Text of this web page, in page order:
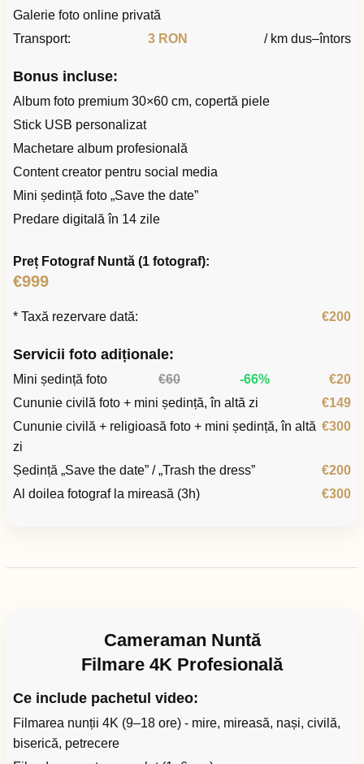
Galerie foto online privată
Transport:
3 RON / km dus–întors
Bonus incluse:
Album foto premium 30×60 cm, copertă piele
Stick USB personalizat
Machetare album profesională
Content creator pentru social media
Mini ședință foto „Save the date”
Predare digitală în 14 zile
Preț Fotograf Nuntă (1 fotograf):
€999
* Taxă rezervare dată: €200
Servicii foto adiționale:
Mini ședință foto €60 -66%
€20
Cununie civilă foto + mini ședință, în altă zi
€149
Cununie civilă + religioasă foto + mini ședință, în altă
zi
€300
Ședință „Save the date” / „Trash the dress”
€200
Al doilea fotograf la mireasă (3h)
€300
Cameraman Nuntă
Filmare 4K Profesională
Ce include pachetul video:
Filmarea nunții 4K (9–18 ore) - mire, mireasă, nași, civilă,
biserică, petrecere